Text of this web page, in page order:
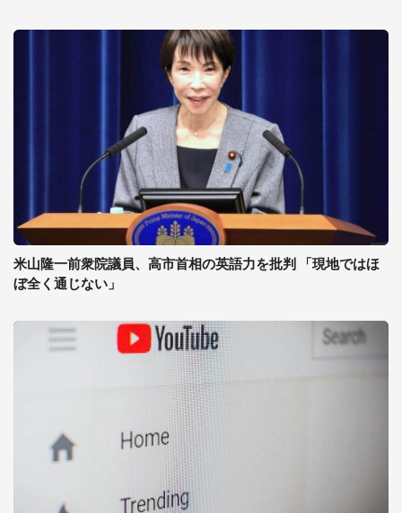
米山隆一前衆院議員、高市首相の英語力を批判 「現地ではほ
ぼ全く通じない」